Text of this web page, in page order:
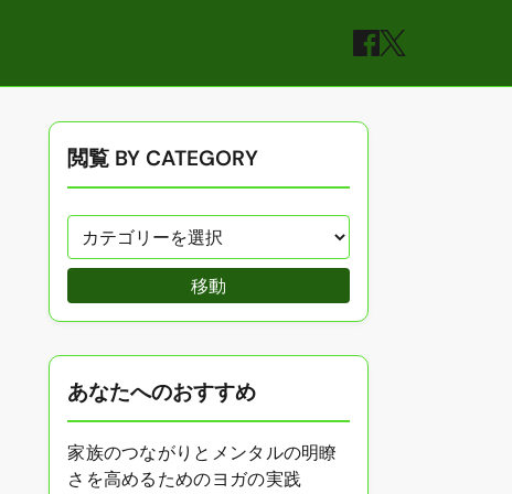
閲覧 BY CATEGORY
移動
あなたへのおすすめ
家族のつながりとメンタルの明瞭
さを高めるためのヨガの実践